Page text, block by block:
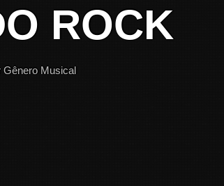
ROCK
Gênero Musical